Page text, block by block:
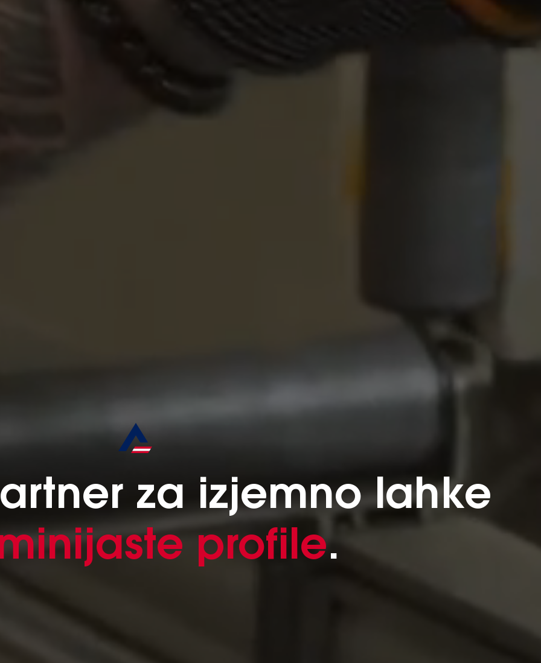
za izjemno lahke
profile.